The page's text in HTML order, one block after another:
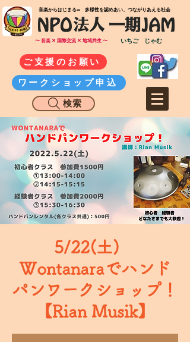
​音楽からはじまる∞ 多様性を認めあい、つながりあえる社会
〜 音楽 ✕ 国際交流 ✕ 地域共生 〜 いちご じゃむ
ご支援のお願い
ワークショップ申込
検索
5/22(土)
Wontanaraでハンド
パンワークショップ！
【Rian Musik】